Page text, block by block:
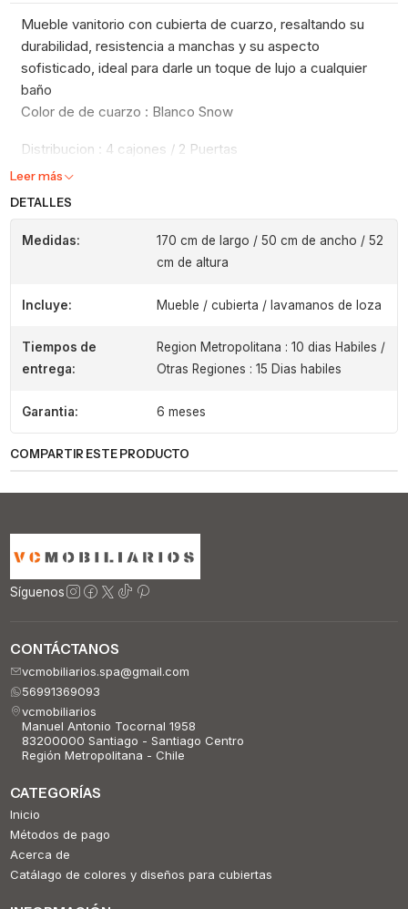
Mueble vanitorio con cubierta de cuarzo, resaltando su
durabilidad, resistencia a manchas y su aspecto
sofisticado, ideal para darle un toque de lujo a cualquier
baño
Color de de cuarzo : Blanco Snow
Distribucion : 4 cajones / 2 Puertas
Leer más
DETALLES
Medidas:
170 cm de largo / 50 cm de ancho / 52
cm de altura
Incluye: Mueble / cubierta / lavamanos de loza
Tiempos de
entrega:
Region Metropolitana : 10 dias Habiles /
Otras Regiones : 15 Dias habiles
Garantia: 6 meses
COMPARTIR ESTE PRODUCTO
Síguenos
CONTÁCTANOS
vcmobiliarios.spa@gmail.com
56991369093
vcmobiliarios
Manuel Antonio Tocornal 1958
83200000 Santiago - Santiago Centro
Región Metropolitana - Chile
CATEGORÍAS
Inicio
Métodos de pago
Acerca de
Catálago de colores y diseños para cubiertas